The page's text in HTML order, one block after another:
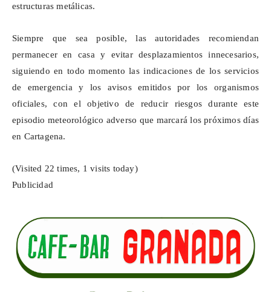
estructuras metálicas.
Siempre que sea posible, las autoridades recomiendan
permanecer en casa y evitar desplazamientos innecesarios,
siguiendo en todo momento las indicaciones de los servicios
de emergencia y los avisos emitidos por los organismos
oficiales, con el objetivo de reducir riesgos durante este
episodio meteorológico adverso que marcará los próximos días
en Cartagena.
(Visited 22 times, 1 visits today)
Publicidad